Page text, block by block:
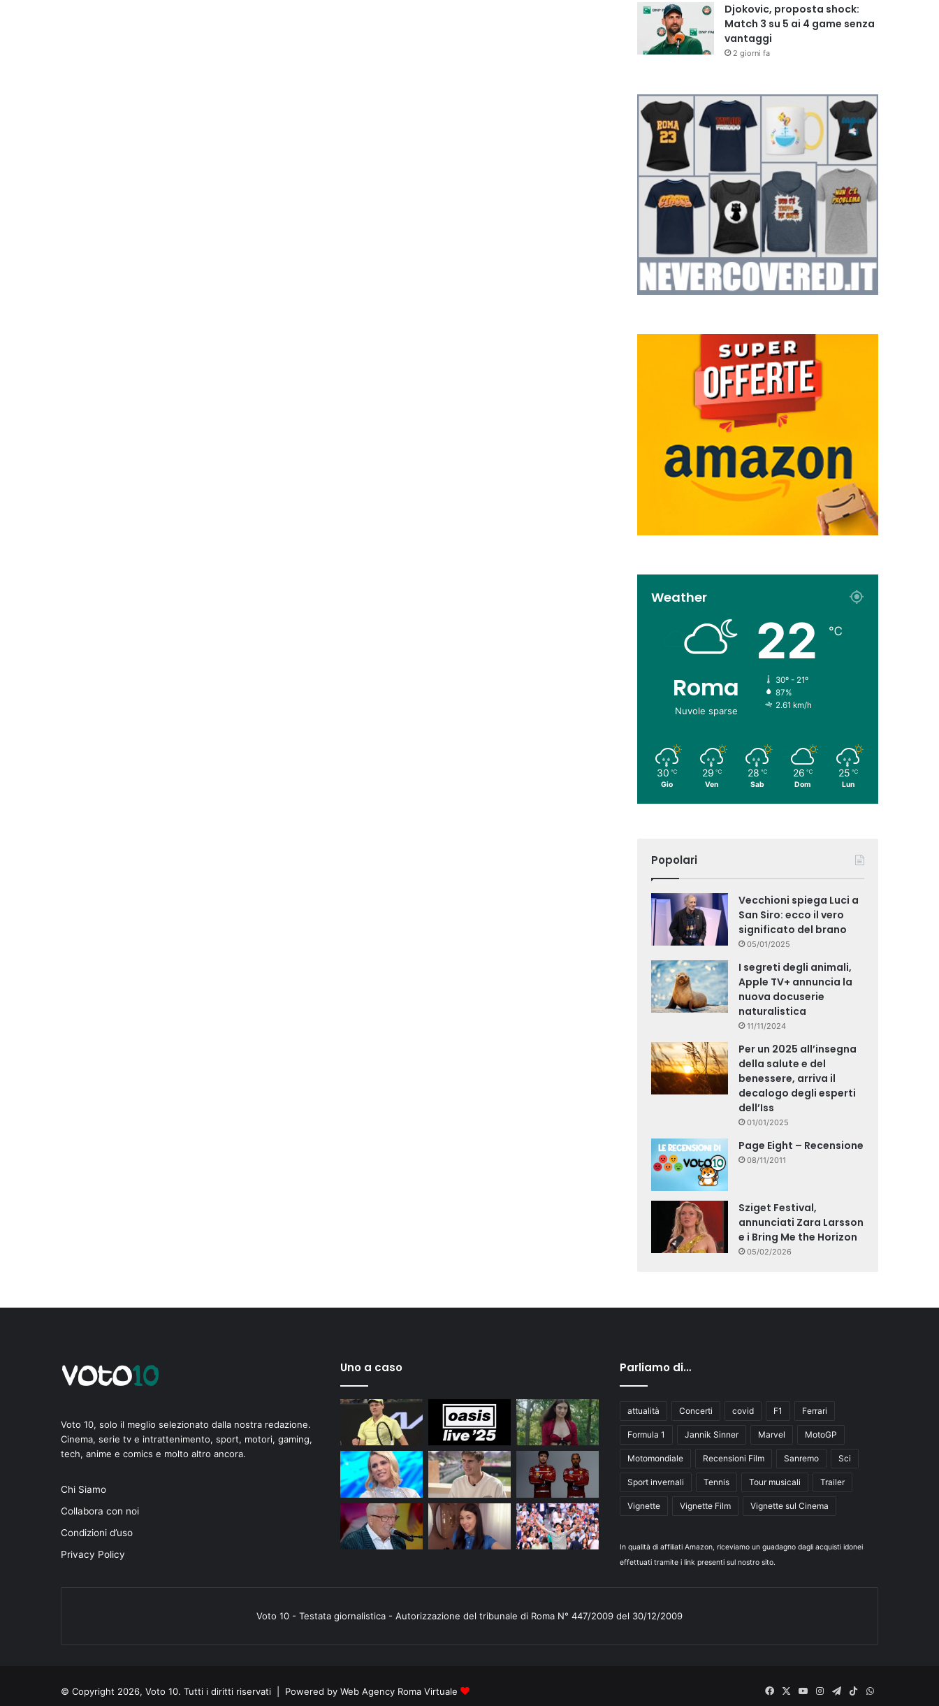
Djokovic, proposta shock:
Match 3 su 5 ai 4 game senza
vantaggi
2 giorni fa
Weather
Roma
Nuvole sparse
22 ℃
30º - 21º
87%
2.61 km/h
30 ℃
Gio
29 ℃
Ven
28 ℃
Sab
26 ℃
Dom
25 ℃
Lun
Popolari
Vecchioni spiega Luci a
San Siro: ecco il vero
significato del brano
05/01/2025
I segreti degli animali,
Apple TV+ annuncia la
nuova docuserie
naturalistica
11/11/2024
Per un 2025 all’insegna
della salute e del
benessere, arriva il
decalogo degli esperti
dell’Iss
01/01/2025
Page Eight – Recensione
08/11/2011
Sziget Festival,
annunciati Zara Larsson
e i Bring Me the Horizon
05/02/2026
Voto 10, solo il meglio selezionato dalla nostra redazione.
Cinema, serie tv e intrattenimento, sport, motori, gaming,
tech, anime e comics e molto altro ancora.
Chi Siamo
Collabora con noi
Condizioni d’uso
Privacy Policy
Uno a caso Parliamo di…
attualità Concerti covid F1 Ferrari
Formula 1 Jannik Sinner Marvel MotoGP
Motomondiale Recensioni Film Sanremo Sci
Sport invernali Tennis Tour musicali Trailer
Vignette Vignette Film Vignette sul Cinema
In qualità di affiliati Amazon, riceviamo un guadagno dagli acquisti idonei
effettuati tramite i link presenti sul nostro sito.
Voto 10 - Testata giornalistica - Autorizzazione del tribunale di Roma N° 447/2009 del 30/12/2009
© Copyright 2026, Voto 10. Tutti i diritti riservati | Powered by Web Agency Roma Virtuale Facebook
X
YouInstagram
Telegram
TikTokWhatsApp